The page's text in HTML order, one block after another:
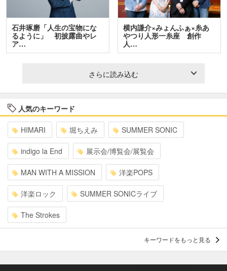
石井琢磨「人生の宝物にな
るように」 初披露曲やレ
ア…
横内謙介×みょんふぁ×糸あ
やつり人形一糸座 創作
人…
さらに読み込む
人気のキーワード
HIMARI 堀ちえみ SUMMER SONIC
indigo la End 展示会/博覧会/展覧会
MAN WITH A MISSION 洋楽POPS
洋楽ロック SUMMER SONICライブ
The Strokes
キーワードをもっと見る